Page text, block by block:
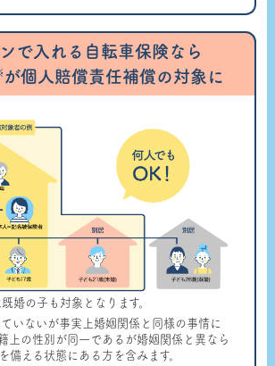
で入れる自転車保険なら
が個人賠償責任補償の対象に
婚の子も対象となります。
いないが事実上婚姻関係と同様の事情に
上の性別が同一であるが婚姻関係と異なら
備える状態にある方を含みます。